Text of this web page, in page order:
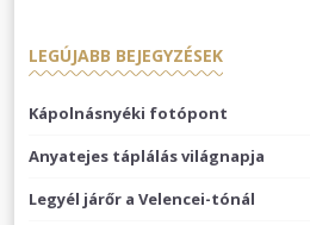
LEGÚJABB BEJEGYZÉSEK
Kápolnásnyéki fotópont
Anyatejes táplálás világnapja
Legyél járőr a Velencei-tónál